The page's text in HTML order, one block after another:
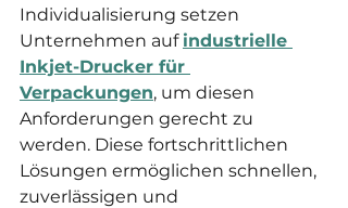
Individualisierung setzen
Unternehmen auf industrielle
Inkjet-Drucker für
Verpackungen, um diesen
Anforderungen gerecht zu
werden. Diese fortschrittlichen
Lösungen ermöglichen schnellen,
zuverlässigen und